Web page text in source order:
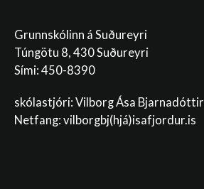
Grunnskólinn á Suðureyri
Túngötu 8, 430 Suðureyri
Sími: 450-8390
skólastjóri: Vilborg Ása Bjarnadóttir
Netfang: vilborgbj(hjá)isafjordur.is